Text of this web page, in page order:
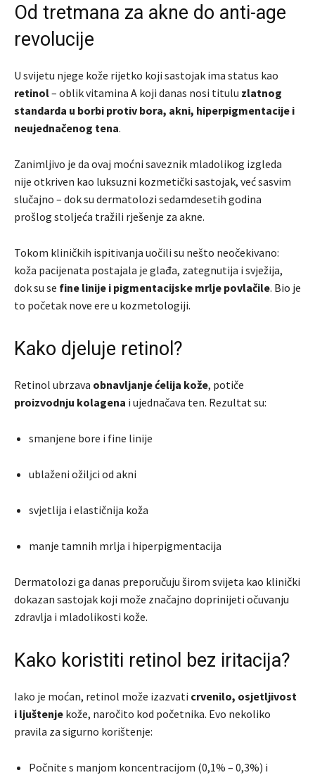
Od tretmana za akne do anti-age
revolucije
U svijetu njege kože rijetko koji sastojak ima status kao
retinol– oblik vitamina A koji danas nosi titulu zlatnog
standarda u borbi protiv bora, akni, hiperpigmentacije i
neujednačenog tena.
Zanimljivo je da ovaj moćni saveznik mladolikog izgleda
nije otkriven kao luksuzni kozmetički sastojak, već sasvim
slučajno – dok su dermatolozi sedamdesetih godina
prošlog stoljeća tražili rješenje za akne.
Tokom kliničkih ispitivanja uočili su nešto neočekivano:
koža pacijenata postajala je glađa, zategnutija i svježija,
dok su se fine linije i pigmentacijske mrlje povlačile. Bio je
to početak nove ere u kozmetologiji.
Kako djeluje retinol?
Retinol ubrzava obnavljanje ćelija kože, potiče
proizvodnju kolagena i ujednačava ten. Rezultat su:
smanjene bore i fine linije
ublaženi ožiljci od akni
svjetlija i elastičnija koža
manje tamnih mrlja i hiperpigmentacija
Dermatolozi ga danas preporučuju širom svijeta kao klinički
dokazan sastojak koji može značajno doprinijeti očuvanju
zdravlja i mladolikosti kože.
Kako koristiti retinol bez iritacija?
Iako je moćan, retinol može izazvati crvenilo, osjetljivost
i ljuštenje kože, naročito kod početnika. Evo nekoliko
pravila za sigurno korištenje:
Počnite s manjom koncentracijom (0,1% – 0,3%) i